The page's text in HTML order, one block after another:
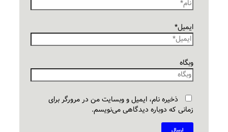
ایمیل*
وبگاه
ذخیره نام، ایمیل و وبسایت من در مرورگر برای
زمانی که دوباره دیدگاهی می‌نویسم.